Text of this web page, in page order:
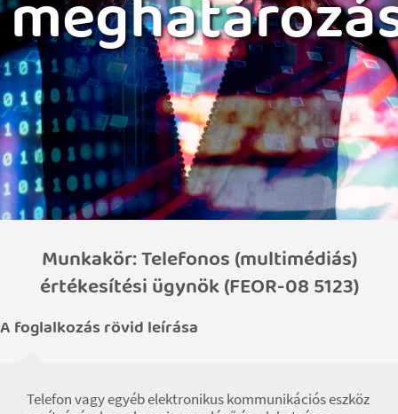
Munkakör: Telefonos (multimédiás)
értékesítési ügynök (FEOR-08 5123)
A foglalkozás rövid leírása
Telefon vagy egyéb elektronikus kommunikációs eszköz